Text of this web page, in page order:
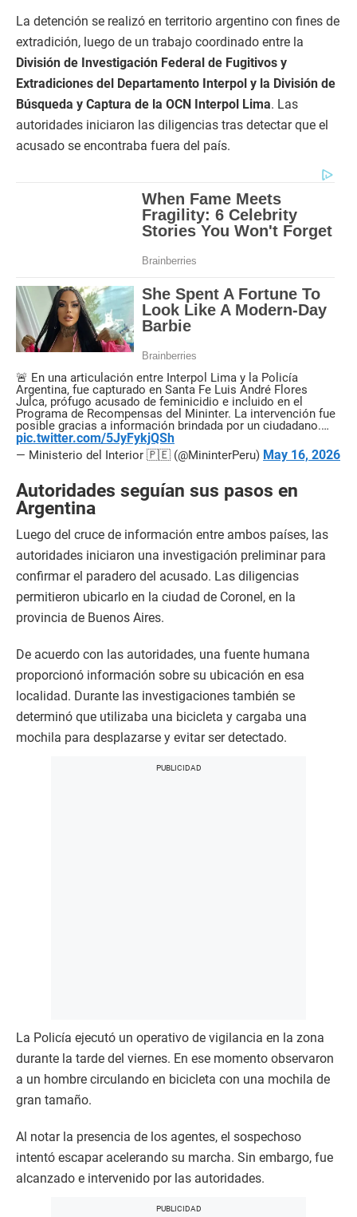
La detención se realizó en territorio argentino con fines de
extradición, luego de un trabajo coordinado entre la
División de Investigación Federal de Fugitivos y
Extradiciones del Departamento Interpol y la División de
Búsqueda y Captura de la OCN Interpol Lima. Las
autoridades iniciaron las diligencias tras detectar que el
acusado se encontraba fuera del país.
🚨 En una articulación entre Interpol Lima y la Policía
Argentina, fue capturado en Santa Fe Luis André Flores
Julca, prófugo acusado de feminicidio e incluido en el
Programa de Recompensas del Mininter. La intervención fue
posible gracias a información brindada por un ciudadano.…
pic.twitter.com/5JyFykjQSh
— Ministerio del Interior 🇵🇪 (@MininterPeru) May 16, 2026
Autoridades seguían sus pasos en
Argentina
Luego del cruce de información entre ambos países, las
autoridades iniciaron una investigación preliminar para
confirmar el paradero del acusado. Las diligencias
permitieron ubicarlo en la ciudad de Coronel, en la
provincia de Buenos Aires.
De acuerdo con las autoridades, una fuente humana
proporcionó información sobre su ubicación en esa
localidad. Durante las investigaciones también se
determinó que utilizaba una bicicleta y cargaba una
mochila para desplazarse y evitar ser detectado.
La Policía ejecutó un operativo de vigilancia en la zona
durante la tarde del viernes. En ese momento observaron
a un hombre circulando en bicicleta con una mochila de
gran tamaño.
Al notar la presencia de los agentes, el sospechoso
intentó escapar acelerando su marcha. Sin embargo, fue
alcanzado e intervenido por las autoridades.